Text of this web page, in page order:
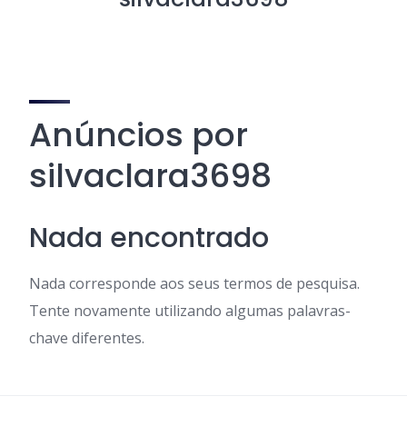
Anúncios por
silvaclara3698
Nada encontrado
Nada corresponde aos seus termos de pesquisa.
Tente novamente utilizando algumas palavras-
chave diferentes.